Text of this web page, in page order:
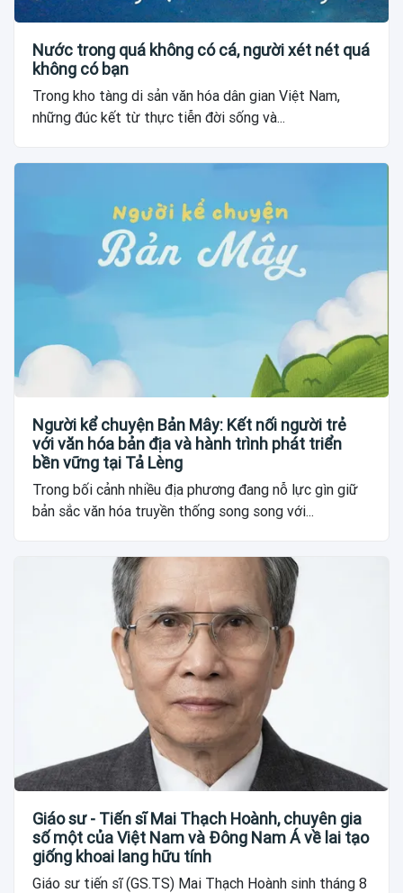
Nước trong quá không có cá, người xét nét quá
không có bạn
Trong kho tàng di sản văn hóa dân gian Việt Nam,
những đúc kết từ thực tiễn đời sống và...
Người kể chuyện Bản Mây: Kết nối người trẻ
với văn hóa bản địa và hành trình phát triển
bền vững tại Tả Lèng
Trong bối cảnh nhiều địa phương đang nỗ lực gìn giữ
bản sắc văn hóa truyền thống song song với...
Giáo sư - Tiến sĩ Mai Thạch Hoành, chuyên gia
số một của Việt Nam và Đông Nam Á về lai tạo
giống khoai lang hữu tính
Giáo sư tiến sĩ (GS.TS) Mai Thạch Hoành sinh tháng 8